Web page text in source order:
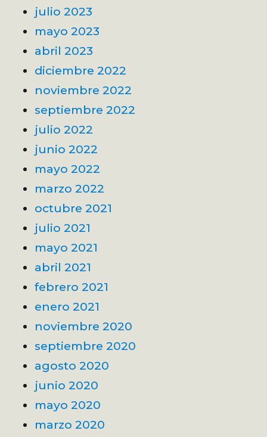
julio 2023
mayo 2023
abril 2023
diciembre 2022
noviembre 2022
septiembre 2022
julio 2022
junio 2022
mayo 2022
marzo 2022
octubre 2021
julio 2021
mayo 2021
abril 2021
febrero 2021
enero 2021
noviembre 2020
septiembre 2020
agosto 2020
junio 2020
mayo 2020
marzo 2020